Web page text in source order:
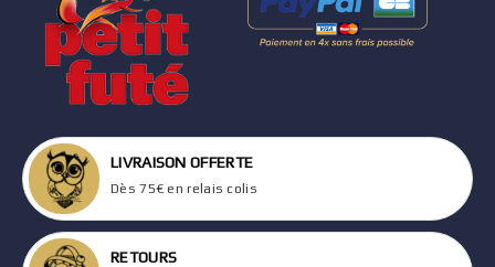
LIVRAISON OFFERTE
Dès 75€ en relais colis
RETOURS